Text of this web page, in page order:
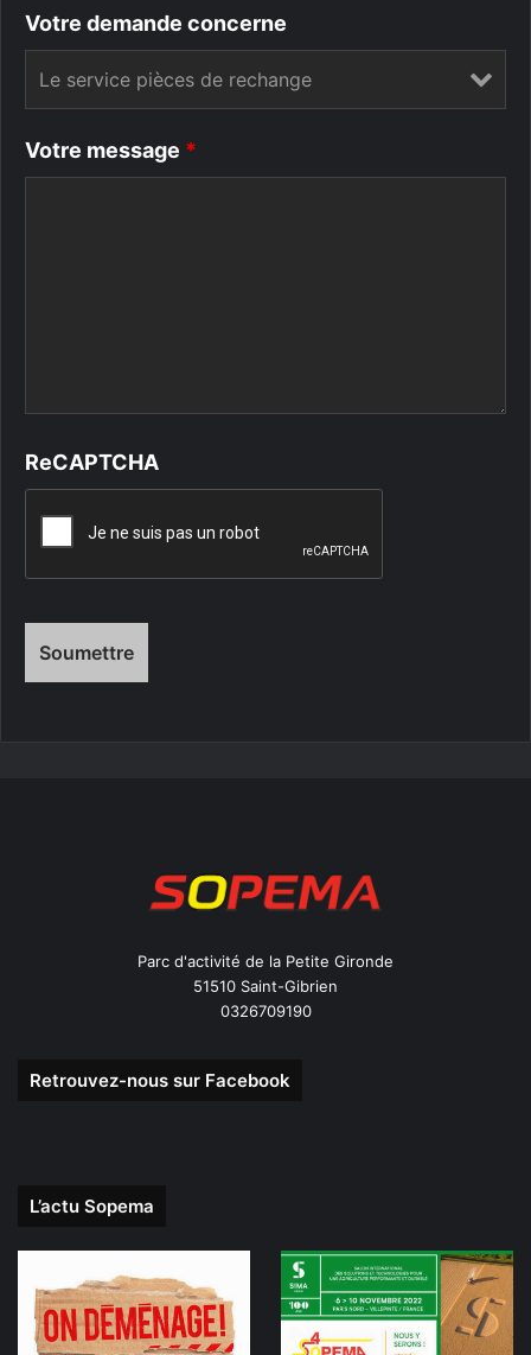
Votre demande concerne
Votre message *
ReCAPTCHA
Parc d'activité de la Petite Gironde
51510 Saint-Gibrien
0326709190
Retrouvez-nous sur Facebook
L’actu Sopema